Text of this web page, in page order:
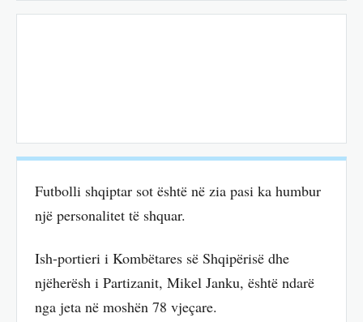
Futbolli shqiptar sot është në zia pasi ka humbur
një personalitet të shquar.
Ish-portieri i Kombëtares së Shqipërisë dhe
njëherësh i Partizanit, Mikel Janku, është ndarë
nga jeta në moshën 78 vjeçare.